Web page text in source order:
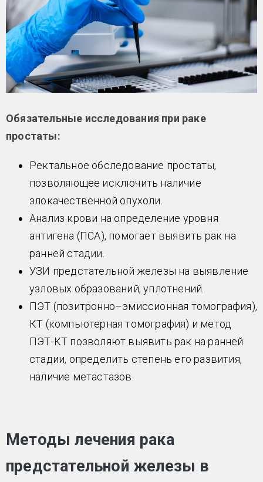
Обязательные исследования при раке
простаты:
Ректальное обследование простаты,
позволяющее исключить наличие
злокачественной опухоли.
Анализ крови на определение уровня
антигена (ПСА), помогает выявить рак на
ранней стадии.
УЗИ предстательной железы на выявление
узловых образований, уплотнений.
ПЭТ (позитронно–эмиссионная томография),
КТ (компьютерная томография) и метод
ПЭТ-КТ позволяют выявить рак на ранней
стадии, определить степень его развития,
наличие метастазов.
Методы лечения рака
предстательной железы в